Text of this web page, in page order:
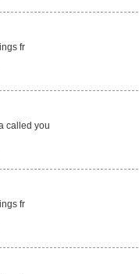
fr
called you
fr